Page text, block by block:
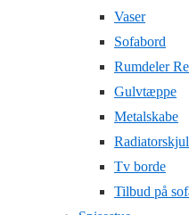
Vaser
Sofabord
Rumdeler
Gulvtæppe
Metalskabe
Tv borde
Tilbud på